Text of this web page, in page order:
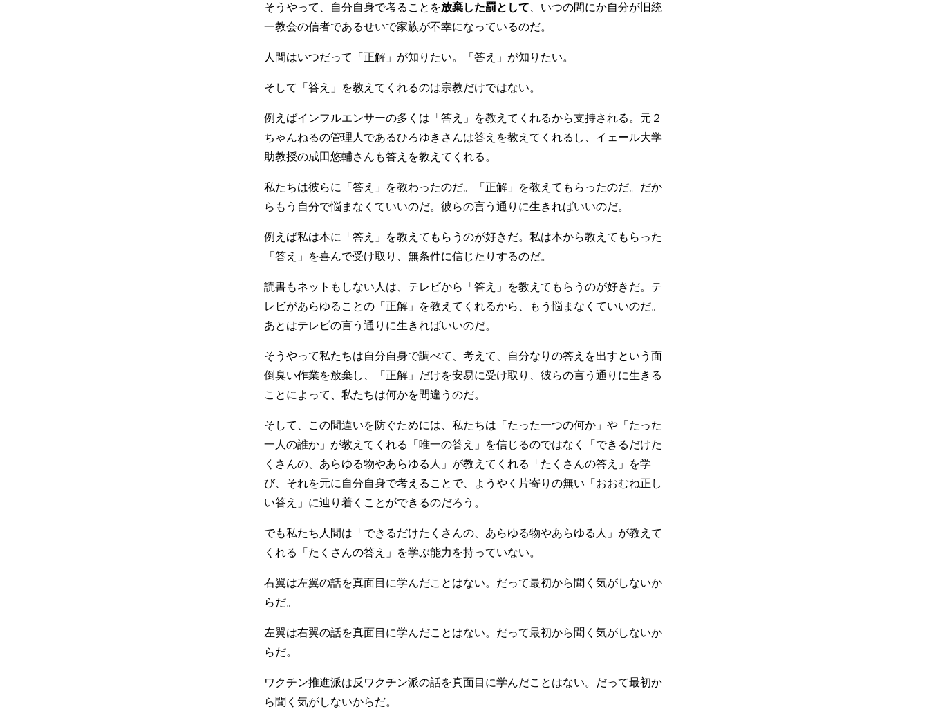
そうやって、自分自身で考ることを放棄した罰として 、いつの間にか自分が旧統
一教会の信者であるせいで家族が不幸になっているのだ。
人間はいつだって「正解」が知りたい。「答え」が知りたい。
そして「答え」を教えてくれるのは宗教だけではない。
例えばインフルエンサーの多くは「答え」を教えてくれるから支持される。元２
ちゃんねるの管理人であるひろゆきさんは答えを教えてくれるし、イェール大学
助教授の成田悠輔さんも答えを教えてくれる。
私たちは彼らに「答え」を教わったのだ。「正解」を教えてもらったのだ。だか
らもう自分で悩まなくていいのだ。彼らの言う通りに生きればいいのだ。
例えば私は本に「答え」を教えてもらうのが好きだ。私は本から教えてもらった
「答え」を喜んで受け取り、無条件に信じたりするのだ。
読書もネットもしない人は、テレビから「答え」を教えてもらうのが好きだ。テ
レビがあらゆることの「正解」を教えてくれるから、もう悩まなくていいのだ。
あとはテレビの言う通りに生きればいいのだ。
そうやって私たちは自分自身で調べて、考えて、自分なりの答えを出すという面
倒臭い作業を放棄し、「正解」だけを安易に受け取り、彼らの言う通りに生きる
ことによって、私たちは何かを間違うのだ。
そして、この間違いを防ぐためには、私たちは「たった一つの何か」や「たった
一人の誰か」が教えてくれる「唯一の答え」を信じるのではなく「できるだけた
くさんの、あらゆる物やあらゆる人」が教えてくれる「たくさんの答え」を学
び、それを元に自分自身で考えることで、ようやく片寄りの無い「おおむね正し
い答え」に辿り着くことができるのだろう。
でも私たち人間は「できるだけたくさんの、あらゆる物やあらゆる人」が教えて
くれる「たくさんの答え」を学ぶ能力を持っていない。
右翼は左翼の話を真面目に学んだことはない。だって最初から聞く気がしないか
らだ。
左翼は右翼の話を真面目に学んだことはない。だって最初から聞く気がしないか
らだ。
ワクチン推進派は反ワクチン派の話を真面目に学んだことはない。だって最初か
ら聞く気がしないからだ。